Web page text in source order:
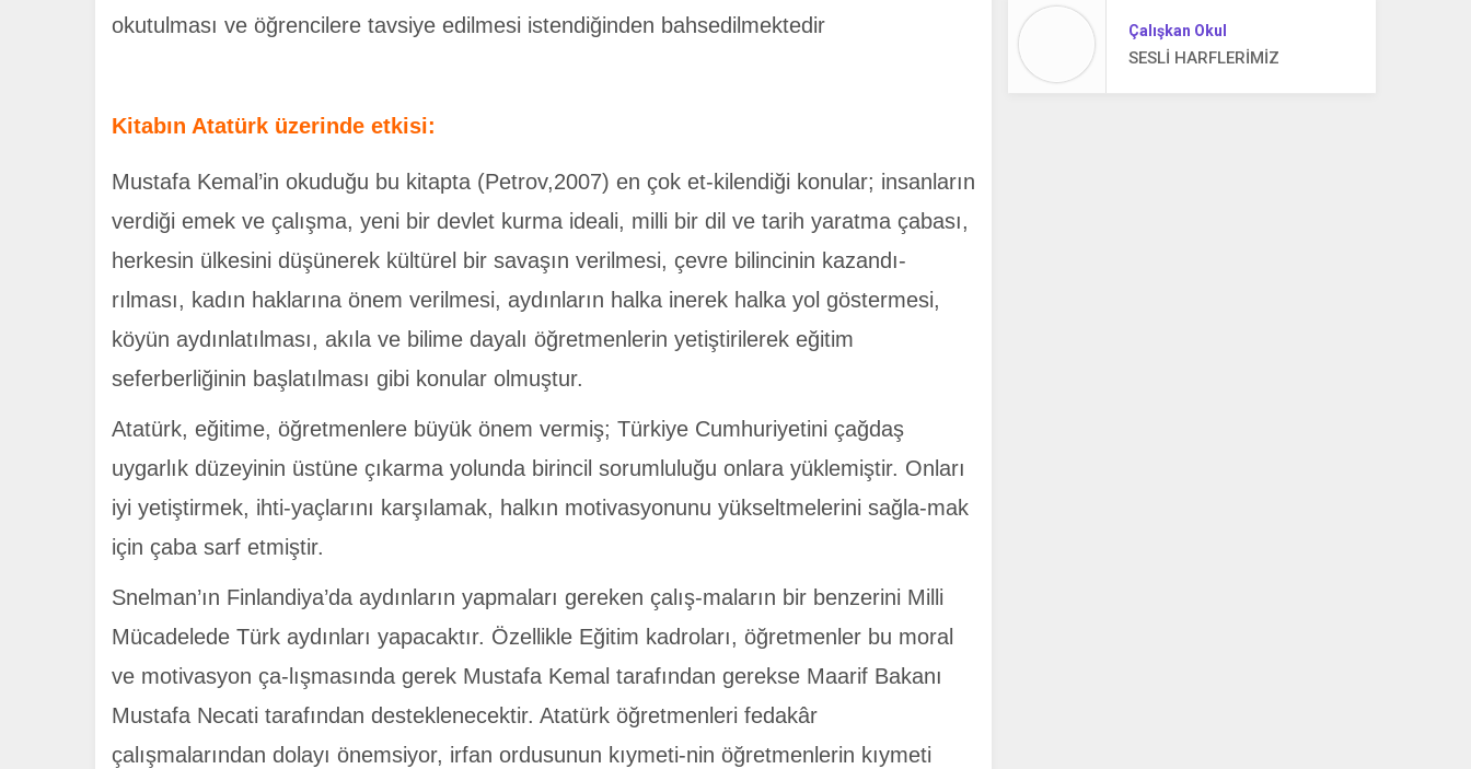
okutulması ve öğrencilere tavsiye edilmesi istendiğinden bahsedilmektedir
Kitabın Atatürk üzerinde etkisi:
Mustafa Kemal’in okuduğu bu kitapta (Petrov,2007) en çok et-kilendiği konular; insanların
verdiği emek ve çalışma, yeni bir devlet kurma ideali, milli bir dil ve tarih yaratma çabası,
herkesin ülkesini düşünerek kültürel bir savaşın verilmesi, çevre bilincinin kazandı-
rılması, kadın haklarına önem verilmesi, aydınların halka inerek halka yol göstermesi,
köyün aydınlatılması, akıla ve bilime dayalı öğretmenlerin yetiştirilerek eğitim
seferberliğinin başlatılması gibi konular olmuştur.
Atatürk, eğitime, öğretmenlere büyük önem vermiş; Türkiye Cumhuriyetini çağdaş
uygarlık düzeyinin üstüne çıkarma yolunda birincil sorumluluğu onlara yüklemiştir. Onları
iyi yetiştirmek, ihti-yaçlarını karşılamak, halkın motivasyonunu yükseltmelerini sağla-mak
için çaba sarf etmiştir.
Snelman’ın Finlandiya’da aydınların yapmaları gereken çalış-maların bir benzerini Milli
Mücadelede Türk aydınları yapacaktır. Özellikle Eğitim kadroları, öğretmenler bu moral
ve motivasyon ça-lışmasında gerek Mustafa Kemal tarafından gerekse Maarif Bakanı
Mustafa Necati tarafından desteklenecektir. Atatürk öğretmenleri fedakâr
çalışmalarından dolayı önemsiyor, irfan ordusunun kıymeti-nin öğretmenlerin kıymeti
Çalışkan Okul
SESLİ HARFLERİMİZ